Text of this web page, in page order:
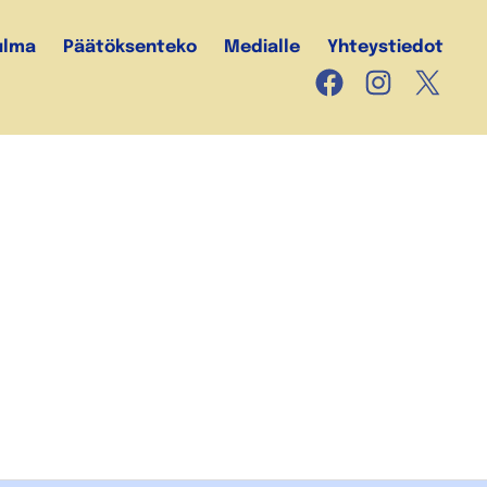
Päätöksenteko Medialle Yhteystiedot
FacebookInstagram
X